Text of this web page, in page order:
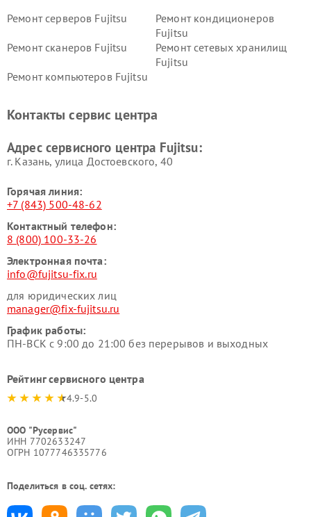
Ремонт серверов Fujitsu
Ремонт кондиционеров
Fujitsu
Ремонт сканеров Fujitsu
Ремонт сетевых хранилищ
Fujitsu
Ремонт компьютеров Fujitsu
Контакты сервис центра
Адрес сервисного центра Fujitsu:
г. Казань, улица Достоевского, 40
Горячая линия:
+7 (843) 500-48-62
Контактный телефон:
8 (800) 100-33-26
Электронная почта:
info@fujitsu-fix.ru
для юридических лиц
manager@fix-fujitsu.ru
График работы:
ПН-ВСК с 9:00 до 21:00 без перерывов и выходных
Рейтинг сервисного центра
4.9-5.0
ООО "Русервис"
ИНН 7702633247
ОГРН 1077746335776
Поделиться в соц. сетях: